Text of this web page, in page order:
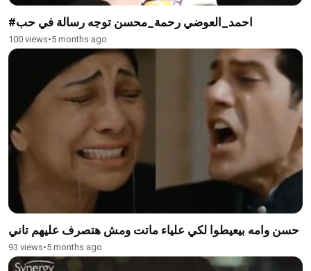
#احمد_العوضي رحمة_محسن توجه رسالة في حب
100 views•5 months ago
حسن وامه بيعيطوا لكي علياء ماتت ومش هتصرف عليهم تاني
93 views•5 months ago